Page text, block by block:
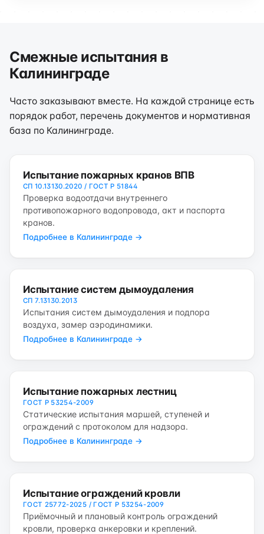
Смежные испытания в
Калининграде
Часто заказывают вместе. На каждой странице есть
порядок работ, перечень документов и нормативная
база по Калининграде.
Испытание пожарных кранов ВПВ
СП 10.13130.2020 / ГОСТ Р 51844
Проверка водоотдачи внутреннего
противопожарного водопровода, акт и паспорта
кранов.
Подробнее в Калининграде →
Испытание систем дымоудаления
СП 7.13130.2013
Испытания систем дымоудаления и подпора
воздуха, замер аэродинамики.
Подробнее в Калининграде →
Испытание пожарных лестниц
ГОСТ Р 53254-2009
Статические испытания маршей, ступеней и
ограждений с протоколом для надзора.
Подробнее в Калининграде →
Испытание ограждений кровли
ГОСТ 25772-2025 / ГОСТ Р 53254-2009
Приёмочный и плановый контроль ограждений
кровли, проверка анкеровки и креплений.